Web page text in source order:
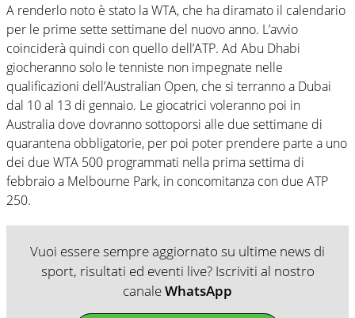
A renderlo noto è stato la WTA, che ha diramato il calendario
per le prime sette settimane del nuovo anno. L’avvio
coinciderà quindi con quello dell’ATP. Ad Abu Dhabi
giocheranno solo le tenniste non impegnate nelle
qualificazioni dell’Australian Open, che si terranno a Dubai
dal 10 al 13 di gennaio. Le giocatrici voleranno poi in
Australia dove dovranno sottoporsi alle due settimane di
quarantena obbligatorie, per poi poter prendere parte a uno
dei due WTA 500 programmati nella prima settima di
febbraio a Melbourne Park, in concomitanza con due ATP
250.
Vuoi essere sempre aggiornato su ultime news di
sport, risultati ed eventi live? Iscriviti al nostro
canaleWhatsApp